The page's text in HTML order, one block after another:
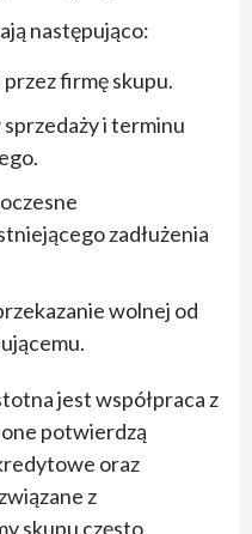
następująco:
firmę skupu.
i terminu
zadłużenia
wolnej od
jest współpraca z
potwierdzą
oraz
z
skupu często